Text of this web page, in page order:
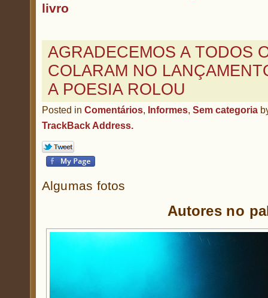
livro
AGRADECEMOS A TODOS
COLARAM NO
A POESIA ROLOU
Posted in Comentários, Informes, Sem categoria
TrackBack Address.
Algumas fotos
Autores no